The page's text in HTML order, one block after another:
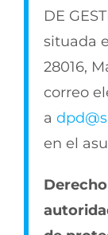
DE
situada
28016,
correo
a
en el